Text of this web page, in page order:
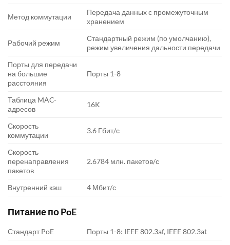
Метод коммутации
Передача данных с промежуточным
хранением
Рабочий режим
Стандартный режим (по умолчанию),
режим увеличения дальности передачи
Порты для передачи
на большие
расстояния
Порты 1-8
Таблица MAC-
адресов
16K
Скорость
коммутации
3.6 Гбит/с
Скорость
перенаправления
пакетов
2.6784 млн. пакетов/с
Внутренний кэш 4 Мбит/с
Питание по PoE
Стандарт PoE Порты 1-8: IEEE 802.3af, IEEE 802.3at